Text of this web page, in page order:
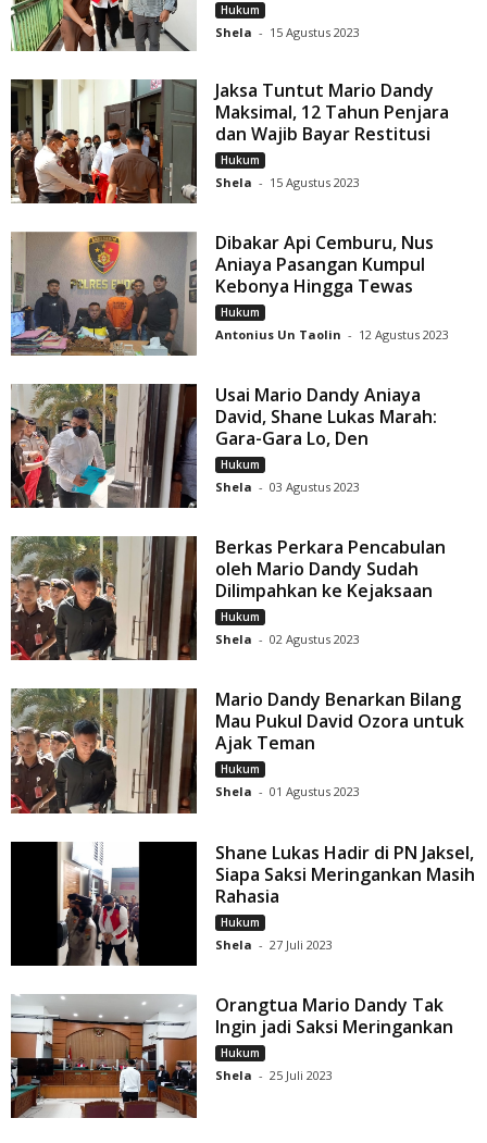
Hukum
Shela - 15 Agustus 2023
Jaksa Tuntut Mario Dandy
Maksimal, 12 Tahun Penjara
dan Wajib Bayar Restitusi
Hukum
Shela - 15 Agustus 2023
Dibakar Api Cemburu, Nus
Aniaya Pasangan Kumpul
Kebonya Hingga Tewas
Hukum
Antonius Un Taolin - 12 Agustus 2023
Usai Mario Dandy Aniaya
David, Shane Lukas Marah:
Gara-Gara Lo, Den
Hukum
Shela - 03 Agustus 2023
Berkas Perkara Pencabulan
oleh Mario Dandy Sudah
Dilimpahkan ke Kejaksaan
Hukum
Shela - 02 Agustus 2023
Mario Dandy Benarkan Bilang
Mau Pukul David Ozora untuk
Ajak Teman
Hukum
Shela - 01 Agustus 2023
Shane Lukas Hadir di PN Jaksel,
Siapa Saksi Meringankan Masih
Rahasia
Hukum
Shela - 27 Juli 2023
Orangtua Mario Dandy Tak
Ingin jadi Saksi Meringankan
Hukum
Shela - 25 Juli 2023